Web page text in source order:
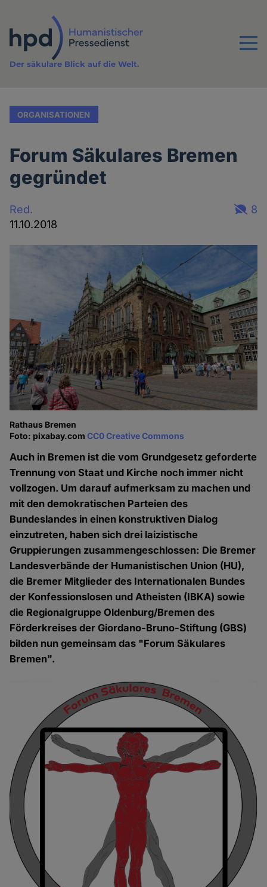
Inhalt
Menu
Der säkulare Blick auf die Welt.
ORGANISATIONEN
Forum Säkulares Bremen
gegründet
Red.
11.10.2018
8
Rathaus Bremen
Foto: pixabay.comCC0 Creative Commons
Auch in Bremen ist die vom Grundgesetz geforderte
Trennung von Staat und Kirche noch immer nicht
vollzogen. Um darauf aufmerksam zu machen und
mit den demokratischen Parteien des
Bundeslandes in einen konstruktiven Dialog
einzutreten, haben sich drei laizistische
Gruppierungen zusammengeschlossen: Die Bremer
Landesverbände der Humanistischen Union (HU),
die Bremer Mitglieder des Internationalen Bundes
der Konfessionslosen und Atheisten (IBKA) sowie
die Regionalgruppe Oldenburg/Bremen des
Förderkreises der Giordano-Bruno-Stiftung (GBS)
bilden nun gemeinsam das "Forum Säkulares
Bremen".